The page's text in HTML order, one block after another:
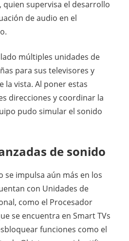
quien supervisa el desarrollo
de audio en el
múltiples unidades de
para sus televisores y
la vista. Al poner estas
direcciones y coordinar la
pudo simular el sonido
de sonido
se impulsa aún más en los
con Unidades de
como el Procesador
se encuentra en Smart TVs
funciones como el